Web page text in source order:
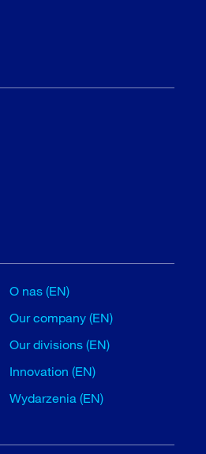
O nas (EN)
Our company (EN)
Our divisions (EN)
Innovation (EN)
Wydarzenia (EN)